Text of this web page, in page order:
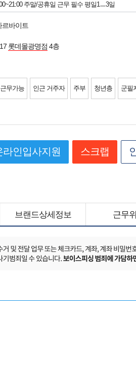
주말/공휴일 근무 필수 평일1ㅡ3일
르바이트
롯데몰광명점 4층
무가능 인근 거주자 주부 청년층 군필
라인입사지원 스크랩
브랜드상세정보 근무